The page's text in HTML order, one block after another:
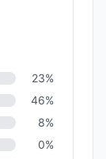
23%
46%
8%
0%